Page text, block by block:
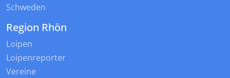
Schweden
Region Rhön
Loipen
Loipenreporter
Vereine